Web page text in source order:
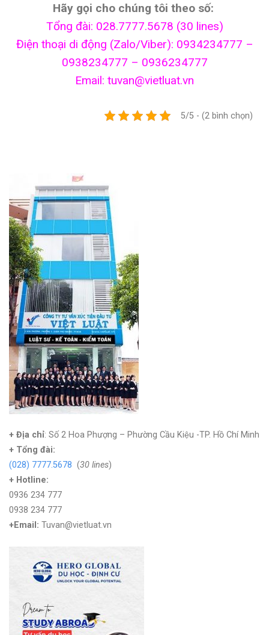
Hãy gọi cho chúng tôi theo số:
Tổng đài: 028.7777.5678 (30 lines)
Điện thoại di động (Zalo/Viber): 0934234777 –
0938234777 – 0936234777
Email: tuvan@vietluat.vn
5/5 - (2 bình chọn)
+ Địa chỉ: Số 2 Hoa Phượng – Phường Cầu Kiệu -TP. Hồ Chí Minh
+ Tổng đài:
(028) 7777.5678 (30 lines)
+ Hotline:
0936 234 777
0938 234 777
+Email: Tuvan@vietluat.vn